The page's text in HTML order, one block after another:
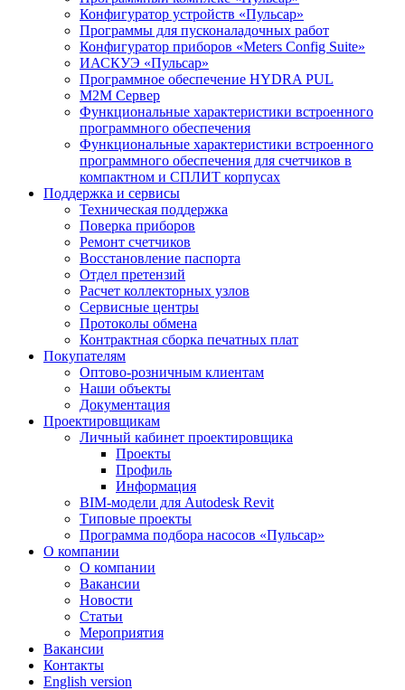
Конфигуратор устройств «Пульсар»
Программы для пусконаладочных работ
Конфигуратор приборов «Meters Config Suite»
ИАСКУЭ «Пульсар»
Программное обеспечение HYDRA PUL
M2M Сервер
Функциональные характеристики встроенного
программного обеспечения
Функциональные характеристики встроенного
программного обеспечения для счетчиков в
компактном и СПЛИТ корпусах
Поддержка и сервисы
Техническая поддержка
Поверка приборов
Ремонт счетчиков
Восстановление паспорта
Отдел претензий
Расчет коллекторных узлов
Сервисные центры
Протоколы обмена
Контрактная сборка печатных плат
Покупателям
Оптово-розничным клиентам
Наши объекты
Документация
Проектировщикам
Личный кабинет проектировщика
Проекты
Профиль
Информация
BIM-модели для Autodesk Revit
Типовые проекты
Программа подбора насосов «Пульсар»
О компании
О компании
Вакансии
Новости
Статьи
Мероприятия
Вакансии
Контакты
English version